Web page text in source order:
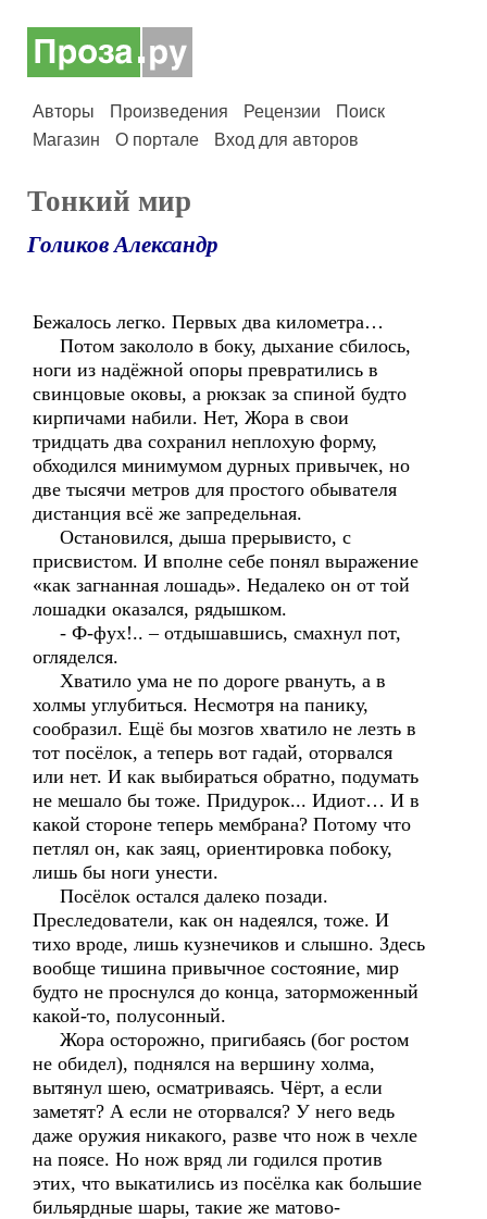
Авторы Произведения Рецензии
Поиск
Магазин
О портале Вход для авторов
Тонкий мир
Голиков Александр
Бежалось легко. Первых два километра…
Потом закололо в боку, дыхание сбилось,
ноги из надёжной опоры превратились в
свинцовые оковы, а рюкзак за спиной будто
кирпичами набили. Нет, Жора в свои
тридцать два сохранил неплохую форму,
обходился минимумом дурных привычек, но
две тысячи метров для простого обывателя
дистанция всё же запредельная.
Остановился, дыша прерывисто, с
присвистом. И вполне себе понял выражение
«как загнанная лошадь». Недалеко он от той
лошадки оказался, рядышком.
- Ф-фух!.. – отдышавшись, смахнул пот,
огляделся.
Хватило ума не по дороге рвануть, а в
холмы углубиться. Несмотря на панику,
сообразил. Ещё бы мозгов хватило не лезть в
тот посёлок, а теперь вот гадай, оторвался
или нет. И как выбираться обратно, подумать
не мешало бы тоже. Придурок... Идиот… И в
какой стороне теперь мембрана? Потому что
петлял он, как заяц, ориентировка побоку,
лишь бы ноги унести.
Посёлок остался далеко позади.
Преследователи, как он надеялся, тоже. И
тихо вроде, лишь кузнечиков и слышно. Здесь
вообще тишина привычное состояние, мир
будто не проснулся до конца, заторможенный
какой-то, полусонный.
Жора осторожно, пригибаясь (бог ростом
не обидел), поднялся на вершину холма,
вытянул шею, осматриваясь. Чёрт, а если
заметят? А если не оторвался? У него ведь
даже оружия никакого, разве что нож в чехле
на поясе. Но нож вряд ли годился против
этих, что выкатились из посёлка как большие
бильярдные шары, такие же матово-